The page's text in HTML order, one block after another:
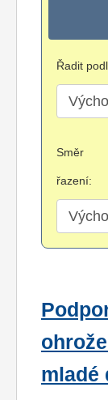
Řadit
Směr
řazení:
mladé